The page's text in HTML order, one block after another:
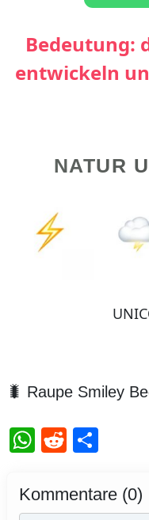
Bedeutung:
entwickeln
NATUR
🐛 Raupe Smiley
WhatsApp
Reddit
Kommentare (0)